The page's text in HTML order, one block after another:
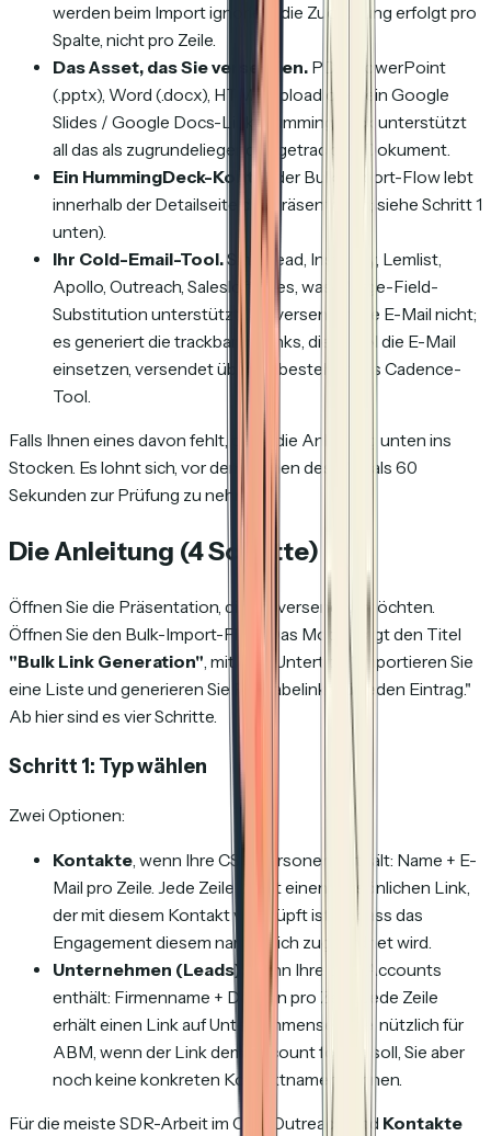
werden beim Import ignoriert; die Zuordnung erfolgt pro
Spalte, nicht pro Zeile.
Das Asset, das Sie versenden. PDF, PowerPoint
(.pptx), Word (.docx), HTML-Upload oder ein Google
Slides / Google Docs-Link. HummingDeck unterstützt
all das als zugrundeliegendes getracktes Dokument.
Ein HummingDeck-Konto(der Bulk-Import-Flow lebt
innerhalb der Detailseite der Präsentation; siehe Schritt 1
unten).
Ihr Cold-Email-Tool.Smartlead, Instantly, Lemlist,
Apollo, Outreach, Salesloft, alles, was Merge-Field-
Substitution unterstützt. HD versendet die E-Mail nicht;
es generiert die trackbaren Links, die Sie IN die E-Mail
einsetzen, versendet über Ihr bestehendes Cadence-
Tool.
Falls Ihnen eines davon fehlt, gerät die Anleitung unten ins
Stocken. Es lohnt sich, vor dem Öffnen des Modals 60
Sekunden zur Prüfung zu nehmen.
Die Anleitung (4 Schritte)
Öffnen Sie die Präsentation, die Sie versenden möchten.
Öffnen Sie den Bulk-Import-Flow. Das Modal trägt den Titel
"Bulk Link Generation", mit dem Untertitel"Importieren Sie
eine Liste und generieren Sie Freigabelinks für jeden Eintrag."
Ab hier sind es vier Schritte.
Schritt 1: Typ wählen
Zwei Optionen:
Kontakte, wenn Ihre CSV Personen enthält: Name + E-
Mail pro Zeile. Jede Zeile erhält einen persönlichen Link,
der mit diesem Kontakt verknüpft ist, sodass das
Engagement diesem namentlich zugeordnet wird.
Unternehmen (Leads)
, wenn Ihre CSV Accounts
enthält: Firmenname + Domain pro Zeile. Jede Zeile
erhält einen Link auf Unternehmensebene, nützlich für
ABM, wenn der Link dem Account folgen soll, Sie aber
noch keine konkreten Kontaktnamen kennen.
Für die meiste SDR-Arbeit im Cold Outreach sind Kontakte